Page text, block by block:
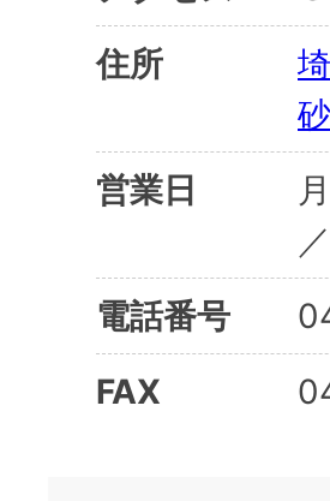
住所
営業日
電話番号
FAX